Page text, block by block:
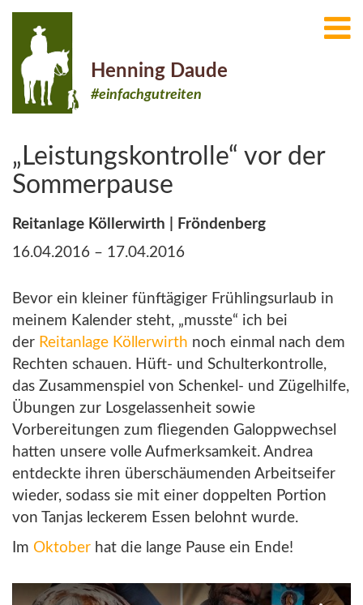
Henning Daude
#einfachgutreiten
„Leistungskontrolle“ vor der
Sommerpause
Reitanlage Köllerwirth | Fröndenberg
16.04.2016 – 17.04.2016
Bevor ein kleiner fünftägiger Frühlingsurlaub in
meinem Kalender steht, „musste“ ich bei
der Reitanlage Köllerwirth noch einmal nach dem
Rechten schauen. Hüft- und Schulterkontrolle,
das Zusammenspiel von Schenkel- und Zügelhilfe,
Übungen zur Losgelassenheit sowie
Vorbereitungen zum fliegenden Galoppwechsel
hatten unsere volle Aufmerksamkeit. Andrea
entdeckte ihren überschäumenden Arbeitseifer
wieder, sodass sie mit einer doppelten Portion
von Tanjas leckerem Essen belohnt wurde.
Im Oktober hat die lange Pause ein Ende!